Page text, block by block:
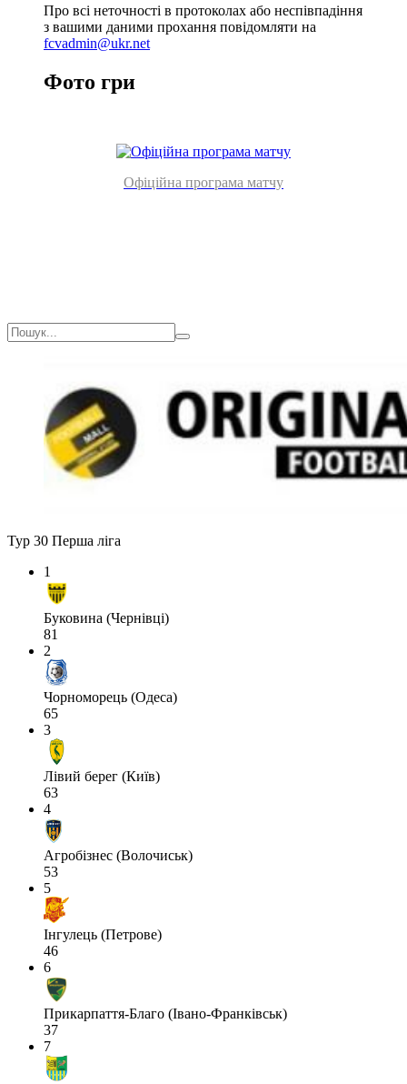
Про всі неточності в протоколах або неспівпадіння
з вашими даними прохання повідомляти на
fcvadmin@ukr.net
Фото гри
Офіційна програма матчу
Тур 30 Перша ліга
1
Буковина (Чернівці)
81
2
Чорноморець (Одеса)
65
3
Лівий берег (Київ)
63
4
Агробізнес (Волочиськ)
53
5
Інгулець (Петрове)
46
6
Прикарпаття-Благо (Івано-Франківськ)
37
7